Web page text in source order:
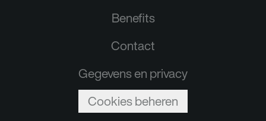
Benefits
Contact
Gegevens en privacy
Cookies beheren